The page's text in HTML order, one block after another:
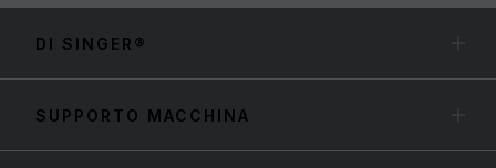
DI SINGER®
SUPPORTO MACCHINA